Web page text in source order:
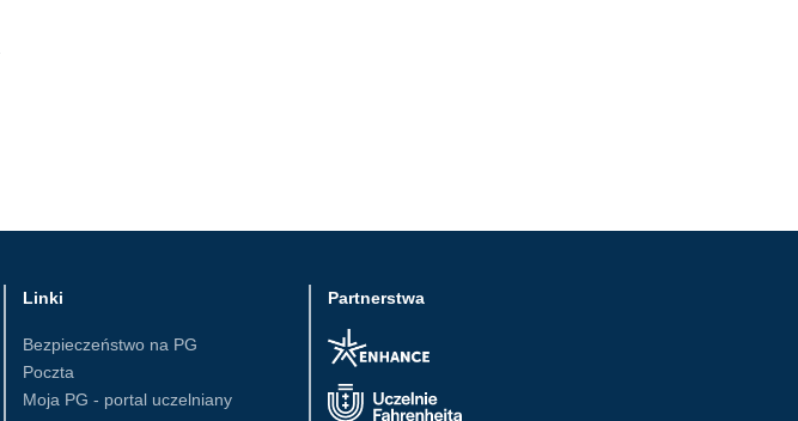
Partnerstwa
Linki
Bezpieczeństwo na PG
Poczta
Moja PG - portal uczelniany